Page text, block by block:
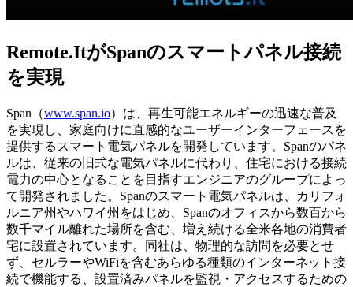
Remote.ItがSpanのスマートパネル接続
を実現
Span（www.span.io）は、再生可能エネルギーの迅速な普及
を実現し、家庭向けに直感的なユーザーインターフェースを
提供するスマート電気パネルを開発しています。Spanのパネ
ルは、従来の旧式な電気パネルに代わり、住宅における接続
電力の中心となることを目指すエンジニアのグループによっ
て開発されました。Spanのスマート電気パネルは、カリフォ
ルニア州やハワイ州をはじめ、Spanのオフィスから数百から
数千マイル離れた場所を含む、増え続ける全米各地の消費者
宅に設置されています。同社は、物理的な訪問を必要とせ
ず、セルラーやWiFiを含むあらゆる種類のインターネット接
続で機能する、設置済みパネルを監視・アクセスするための